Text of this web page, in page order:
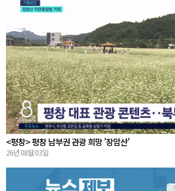
<평창> 평창 남부권 관광 희망 '장암산'
26년 08월 03일